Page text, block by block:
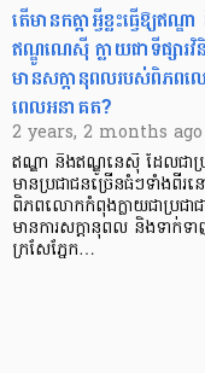
តើមានកត្តាអ្វីខ្លះធ្វើឱ្យឥណ្ឌ
ឥណ្ឌូណេស៊ី ក្លាយជាទីផ្សារ
មានសក្តានុពលរបស់ពិភព
ពេលអនាគត?
2 years, 2 months ago
ឥណ្ឌា និងឥណ្ឌូនេស៊ី ដែលជា
មានប្រជាជនច្រើនធំៗទាំងពីរ
ពិភពលោកកំពុងក្លាយជាប្រជា
មានការសក្តានុពល និងទាក់ទ
ក្រសែភ្នែក…